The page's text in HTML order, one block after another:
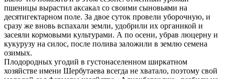
пшеницы вырастил аксакал со своими сыновьями на
десятигектарном поле. За двое суток провели уборочную, и
сразу же вновь вспахали земли, удобрили их органикой и
засеяли кормовыми культурами. А по осени, убрав люцерну и
кукурузу на силос, после полива заложили в землю семена
озимых.
Плодородных угодий в густонаселенном ширкатном
хозяйстве имени Шербутаева всегда не хватало, поэтому свой